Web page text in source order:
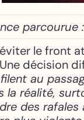
le front
décision
au
la réalité,
des